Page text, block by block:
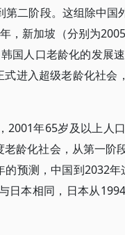
二阶段。这组除中国
，新加坡（分别为
国人口老龄化的发展
进入超级老龄化社会
年65岁及以上人
龄化社会，从第一阶
预测，中国到2032
日本相同，日本从